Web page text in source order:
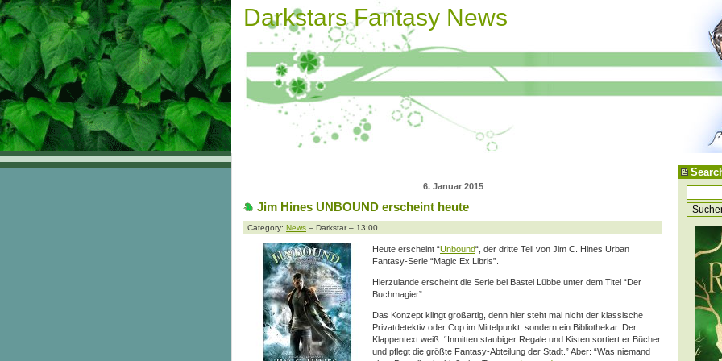
Darkstars Fantasy News
6. Januar 2015
Jim Hines UNBOUND erscheint heute
Category: News – Darkstar – 13:00
Heute erscheint “Unbound“, der dritte Teil von Jim C. Hines Urban
Fantasy-Serie “Magic Ex Libris”.
Hierzulande erscheint die Serie bei Bastei Lübbe unter dem Titel “Der
Buchmagier”.
Das Konzept klingt großartig, denn hier steht mal nicht der klassische
Privatdetektiv oder Cop im Mittelpunkt, sondern ein Bibliothekar. Der
Klappentext weiß: “Inmitten staubiger Regale und Kisten sortiert er Bücher
und pflegt die größte Fantasy-Abteilung der Stadt.” Aber: “Was niemand